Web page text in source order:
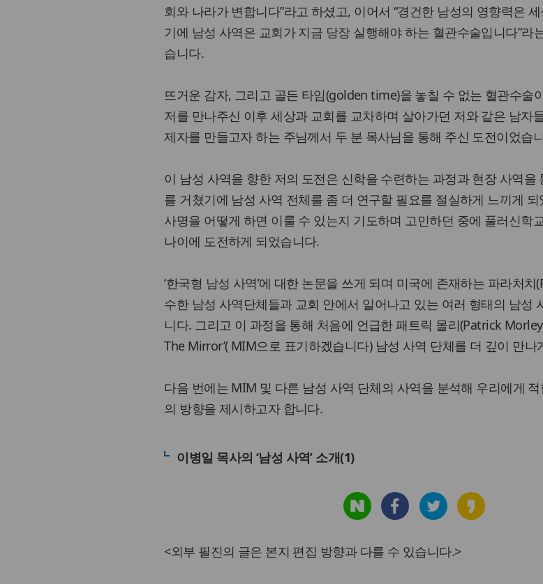
회와 나라가 변합니다”라고 하셨고, 이어서 “경건한 남성의 영향력은
기에 남성 사역은 교회가 지금 당장 실행해야 하는 혈관수술입니다”라
습니다.
뜨거운 감자, 그리고 골든 타임(golden time)을 놓칠 수 없는 혈관수술
저를 만나주신 이후 세상과 교회를 교차하며 살아가던 저와 같은 남자
제자를 만들고자 하는 주님께서 두 분 목사님을 통해 주신 도전이었습
이 남성 사역을 향한 저의 도전은 신학을 수련하는 과정과 현장 사역을
를 거쳤기에 남성 사역 전체를 좀 더 연구할 필요를 절실하게 느끼게
사명을 어떻게 하면 이룰 수 있는지 기도하며 고민하던 중에 풀러신학
나이에 도전하게 되었습니다.
‘한국형 남성 사역’에 대한 논문을 쓰게 되며 미국에 존재하는 파라처
수한 남성 사역단체들과 교회 안에서 일어나고 있는 여러 형태의 남성
니다. 그리고 이 과정을 통해 처음에 언급한 패트릭 몰리(Patrick
The Mirror’( MIM으로 표기하겠습니다) 남성 사역 단체를 더 깊이 만나
다음 번에는 MIM 및 다른 남성 사역 단체의 사역을 분석해 우리에게
의 방향을 제시하고자 합니다.
이병일 목사의 ‘남성 사역’ 소개(1)
<외부 필진의 글은 본지 편집 방향과 다를 수 있습니다.>